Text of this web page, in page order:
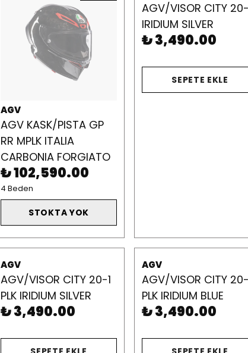
AGV
AGV KASK/PISTA GP
RR MPLK ITALIA
CARBONIA FORGIATO
₺ 102,590.00
4 Beden
STOKTA YOK
AGV/VISOR CITY
IRIDIUM SILVER
₺ 3,490.00
SEPETE EKLE
AGV
AGV/VISOR CITY 20-1
PLK IRIDIUM SILVER
₺ 3,490.00
AGV
AGV/VISOR CITY
PLK IRIDIUM BLUE
₺ 3,490.00